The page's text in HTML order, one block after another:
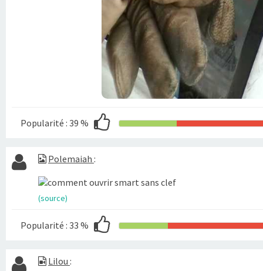
Popularité : 39 %
Polemaiah :
(source)
Popularité : 33 %
Lilou :